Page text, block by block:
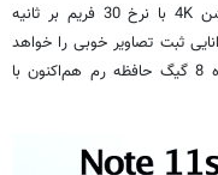
مانده‌اند. خوشبختانه امکان فیلمبرداری با رزولوشن 4K با نرخ 30 فریم بر ثانیه
هم توانایی ثبت تصاویر خوبی را خواهد
داشت. نسخه 128 گیگاباتی این گوشی به همراه 8 گیگ حافظه رم هم‌اکنون با